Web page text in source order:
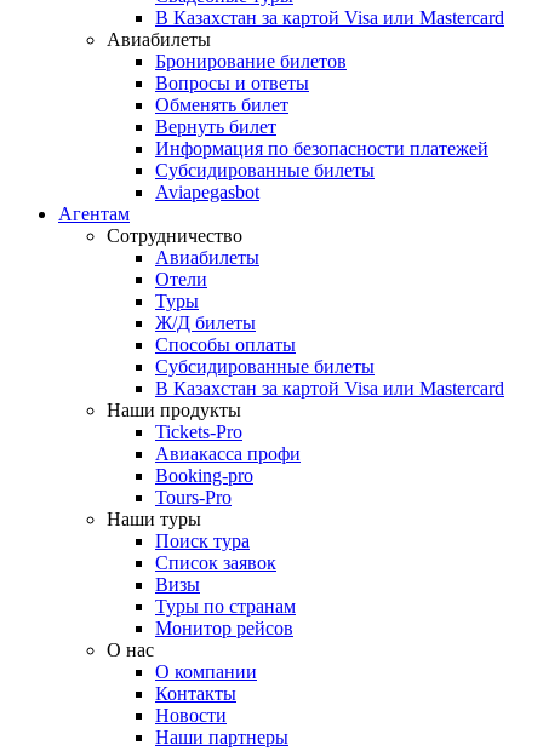
В Казахстан за картой Visa или Masterсard
Авиабилеты
Бронирование билетов
Вопросы и ответы
Обменять билет
Вернуть билет
Информация по безопасности платежей
Субсидированные билеты
Aviapegasbot
Агентам
Сотрудничество
Авиабилеты
Отели
Туры
Ж/Д билеты
Способы оплаты
Субсидированные билеты
В Казахстан за картой Visa или Masterсard
Наши продукты
Tickets-Pro
Авиакасса профи
Booking-pro
Tours-Pro
Наши туры
Поиск тура
Список заявок
Визы
Туры по странам
Монитор рейсов
О нас
О компании
Контакты
Новости
Наши партнеры